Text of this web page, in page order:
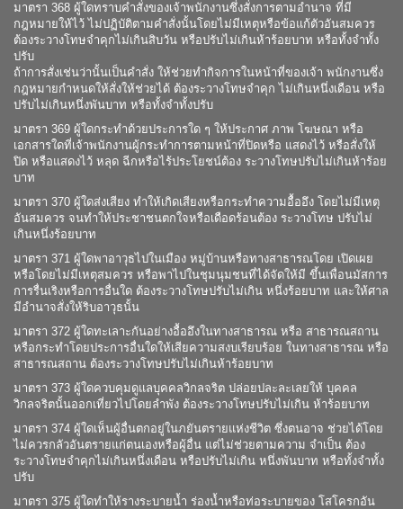
มาตรา 368 ผู้ใดทราบคำสั่งของเจ้าพนักงานซึ่งสั่งการตามอำนาจ ที่มี
กฎหมายให้ไว้ ไม่ปฏิบัติตามคำสั่งนั้นโดยไม่มีเหตุหรือข้อแก้ตัวอันสมควร
ต้องระวางโทษจำคุกไม่เกินสิบวัน หรือปรับไม่เกินห้าร้อยบาท หรือทั้งจำทั้ง
ปรับ
ถ้าการสั่งเช่นว่านั้นเป็นคำสั่ง ให้ช่วยทำกิจการในหน้าที่ของเจ้า พนักงานซึ่ง
กฎหมายกำหนดให้สั่งให้ช่วยได้ ต้องระวางโทษจำคุก ไม่เกินหนึ่งเดือน หรือ
ปรับไม่เกินหนึ่งพันบาท หรือทั้งจำทั้งปรับ
มาตรา 369 ผู้ใดกระทำด้วยประการใด ๆ ให้ประกาศ ภาพ โฆษณา หรือ
เอกสารใดที่เจ้าพนักงานผู้กระทำการตามหน้าที่ปิดหรือ แสดงไว้ หรือสั่งให้
ปิด หรือแสดงไว้ หลุด ฉีกหรือไร้ประโยชน์ต้อง ระวางโทษปรับไม่เกินห้าร้อย
บาท
มาตรา 370 ผู้ใดส่งเสียง ทำให้เกิดเสียงหรือกระทำความอื้ออึง โดยไม่มีเหตุ
อันสมควร จนทำให้ประชาชนตกใจหรือเดือดร้อนต้อง ระวางโทษ ปรับไม่
เกินหนึ่งร้อยบาท
มาตรา 371 ผู้ใดพาอาวุธไปในเมือง หมู่บ้านหรือทางสาธารณโดย เปิดเผย
หรือโดยไม่มีเหตุสมควร หรือพาไปในชุมนุมชนที่ได้จัดให้มี ขึ้นเพื่อนมัสการ
การรื่นเริงหรือการอื่นใด ต้องระวางโทษปรับไม่เกิน หนึ่งร้อยบาท และให้ศาล
มีอำนาจสั่งให้ริบอาวุธนั้น
มาตรา 372 ผู้ใดทะเลาะกันอย่างอื้ออึงในทางสาธารณ หรือ สาธารณสถาน
หรือกระทำโดยประการอื่นใดให้เสียความสงบเรียบร้อย ในทางสาธารณ หรือ
สาธารณสถาน ต้องระวางโทษปรับไม่เกินห้าร้อยบาท
มาตรา 373 ผู้ใดควบคุมดูแลบุคคลวิกลจริต ปล่อยปละละเลยให้ บุคคล
วิกลจริตนั้นออกเที่ยวไปโดยลำพัง ต้องระวางโทษปรับไม่เกิน ห้าร้อยบาท
มาตรา 374 ผู้ใดเห็นผู้อื่นตกอยู่ในภยันตรายแห่งชีวิต ซึ่งตนอาจ ช่วยได้โดย
ไม่ควรกลัวอันตรายแก่ตนเองหรือผู้อื่น แต่ไม่ช่วยตามความ จำเป็น ต้อง
ระวางโทษจำคุกไม่เกินหนึ่งเดือน หรือปรับไม่เกิน หนึ่งพันบาท หรือทั้งจำทั้ง
ปรับ
มาตรา 375 ผู้ใดทำให้รางระบายน้ำ ร่องน้ำหรือท่อระบายของ โสโครกอัน